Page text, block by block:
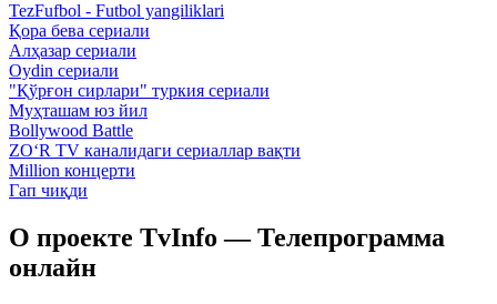
TezFufbol - Futbol yangiliklari
Қора бева сериали
Алҳазар сериали
Oydin сериали
"Қўрғон сирлари" туркия сериали
Муҳташам юз йил
Bollywood Battle
ZO‘R TV каналидаги сериаллар вақти
Million концерти
Гап чиқди
О проекте TvInfo — Телепрограмма
онлайн